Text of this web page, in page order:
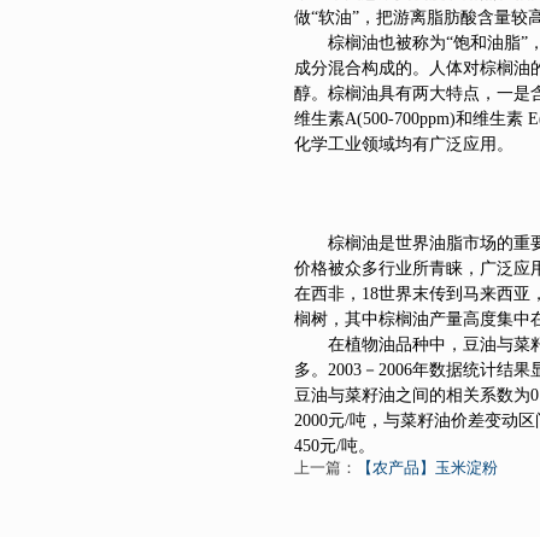
做“软油”，把游离脂肪酸含量较
棕榈油也被称为“饱和油脂”
成分混合构成的。人体对棕榈油
醇。棕榈油具有两大特点，一是
维生素A(500-700ppm)和维生素
化学工业领域均有广泛应用。
棕榈油是世界油脂市场的重
价格被众多行业所青睐，广泛应
在西非，18世界末传到马来西
榈树，其中棕榈油产量高度集中
在植物油品种中，豆油与菜
多。2003－2006年数据统计结
豆油与菜籽油之间的相关系数为
2000元/吨，与菜籽油价差变动
450元/吨。
上一篇：
【农产品】玉米淀粉